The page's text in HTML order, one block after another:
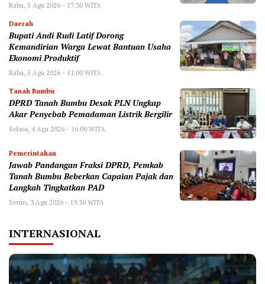
Rabu, 5 Agu 2026 - 17:30 WITA
Daerah
Bupati Andi Rudi Latif Dorong
Kemandirian Warga Lewat Bantuan Usaha
Ekonomi Produktif
Rabu, 5 Agu 2026 - 11:00 WITA
Tanah Bumbu
DPRD Tanah Bumbu Desak PLN Ungkap
Akar Penyebab Pemadaman Listrik Bergilir
Selasa, 4 Agu 2026 - 16:00 WITA
Pemerintahan
Jawab Pandangan Fraksi DPRD, Pemkab
Tanah Bumbu Beberkan Capaian Pajak dan
Langkah Tingkatkan PAD
Senin, 3 Agu 2026 - 19:30 WITA
INTERNASIONAL